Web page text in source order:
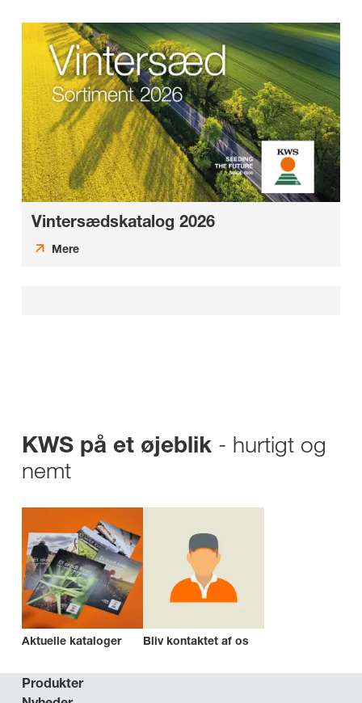
Vintersædskatalog 2026
Mere
KWS på et øjeblik - hurtigt og
nemt
Aktuelle kataloger Bliv kontaktet af os
Produkter